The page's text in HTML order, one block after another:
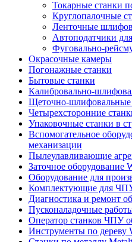
Токарные станки
Круглопалочные
Ленточные
Автоподатчики
Фуговально-
Окрасочные камеры
Погонажные станки
Бытовые станки
Калибровально-
Щеточно-шлифовальные
Четырехсторонние
Упаковочные станки в
Вспомогательное
механизации
Пылеулавливающие
Заточное оборудование
Оборудование для
Комплектующие для
Диагностика и ремонт
Пусконаладочные
Оператор станков ЧПУ
Инструменты по дереву